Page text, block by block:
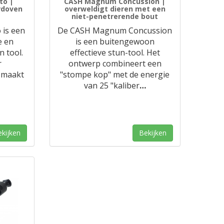
is een
en
tool.
overweldigt dieren met een
niet-penetrerende bout
De CASH Magnum Concussion
is een buitengewoon
effectieve stun-tool. Het
ontwerp combineert een
"stompe kop" met de energie
van 25 "kaliber…
Bekijken